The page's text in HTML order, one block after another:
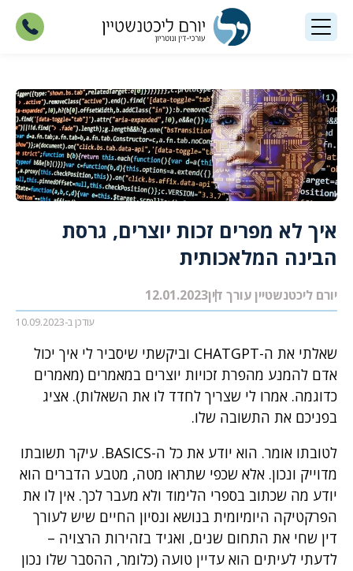
איך לא מפרים זכות יוצרים, גרסת
הבינה המלאכותית
יורם ליכטנשטיין עורך דין12.01.2023
עודכן ב-10.09.2023
שאלתי את ה-CHATGPT וביקשתי שיסביר לי איך יכול
אדם להמנע מהפרת זכויות יוצרים במאמרים (מאמרים
כדוגמה. אמרו לי שצריך לחדד לו את השאלות). אציג
בפניכם את התשובה שלו.
לטובתו אומר. הוא יודע את כל ה-BASICS. עיקר תשובתו
מדוייק ונכון. אלא שכפי שתראו מטה, מטבע הדברים הוא
יודע מה שכתוב בספרי הלימוד ולא מעבר לכך. אין לו את
הפרקטיקה היומיומית בנושא ונסיון החיים שיש לעורך
דין שחי את התחום שנים, ואגיד בזהירות הרצויה –
לדעתי לעיתים הוא עדיין טועה (כלומר, ההסבר שלו נכון